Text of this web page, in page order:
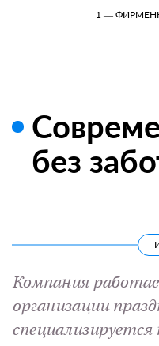
1 —
без
Компания
организации
специализируется